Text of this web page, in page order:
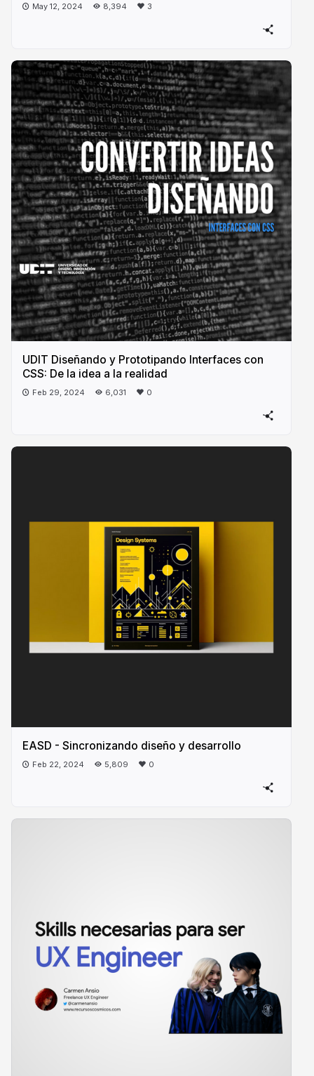
May 12, 2024 8,394 3
UDIT Diseñando y Prototipando Interfaces con
CSS: De la idea a la realidad
Feb 29, 2024 6,031 0
EASD - Sincronizando diseño y desarrollo
Feb 22, 2024 5,809 0